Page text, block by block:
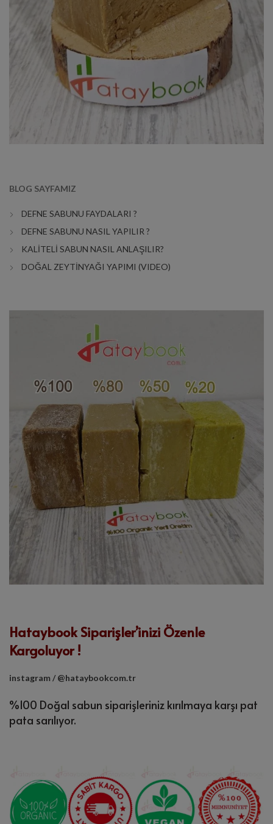
BLOG SAYFAMIZ
DEFNE SABUNU FAYDALARI ?
DEFNE SABUNU NASIL YAPILIR ?
KALİTELİ SABUN NASIL ANLAŞILIR?
DOĞAL ZEYTİNYAĞI YAPIMI (VIDEO)
Hataybook Siparişler’inizi Özenle
Kargoluyor !
instagram / @hataybookcom.tr
%100 Doğal sabun siparişleriniz kırılmaya karşı pat
pata sarılıyor.